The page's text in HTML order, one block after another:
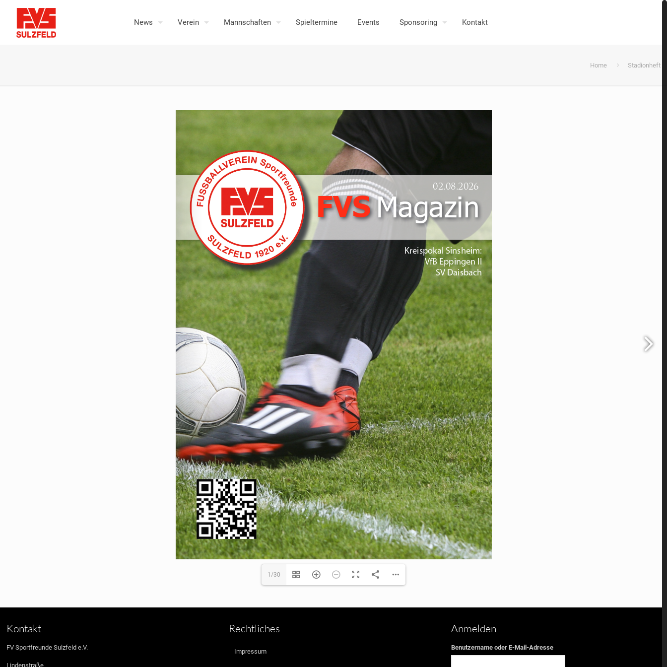
News Verein Mannschaften Spieltermine Events Sponsoring Kontakt
Home Stadionheft
1/30
Kontakt
FV Sportfreunde Sulzfeld e.V.
Lindenstraße
Rechtliches
Impressum
Anmelden
Benutzername oder E-Mail-Adresse